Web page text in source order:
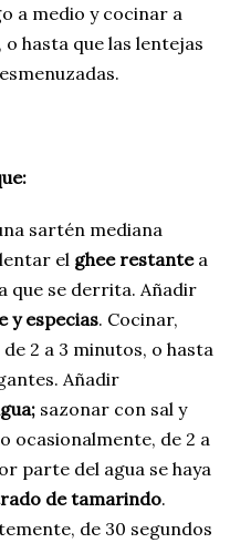
a medio y cocinar a
hasta que las lentejas
sartén mediana
el ghee restante a
que se derrita. Añadir
y especias. Cocinar,
2 a 3 minutos, o hasta
Añadir
sazonar con sal y
ocasionalmente, de 2 a
parte del agua se haya
de tamarindo.
de 30 segundos